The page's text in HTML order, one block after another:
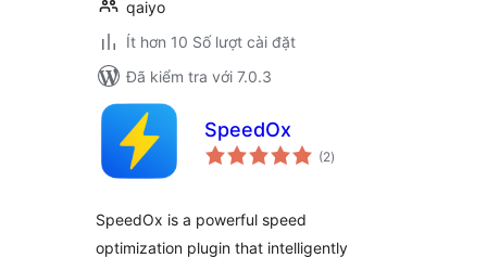
qaiyo
Ít hơn 10 Số lượt cài đặt
Đã kiểm tra với 7.0.3
SpeedOx
(2tổng
đánh
)
SpeedOx is a powerful speed
optimization plugin that intelligently